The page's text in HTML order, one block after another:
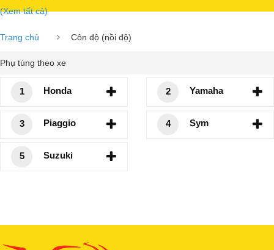
(Xem tất cả)
Trang chủ Côn độ (nồi độ)
Phụ tùng theo xe
1 Honda 2 Yamaha
3 Piaggio 4 Sym
5 Suzuki